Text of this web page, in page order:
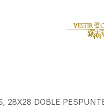
28X28 DOBLE